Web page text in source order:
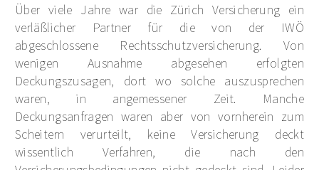
Über viele Jahre war die Zürich Versicherung ein
verläßlicher Partner für die von der IWÖ
abgeschlossene Rechtsschutzversicherung. Von
wenigen Ausnahme abgesehen erfolgten
Deckungszusagen, dort wo solche auszusprechen
waren, in angemessener Zeit. Manche
Deckungsanfragen waren aber von vornherein zum
Scheitern verurteilt, keine Versicherung deckt
wissentlich Verfahren, die nach den